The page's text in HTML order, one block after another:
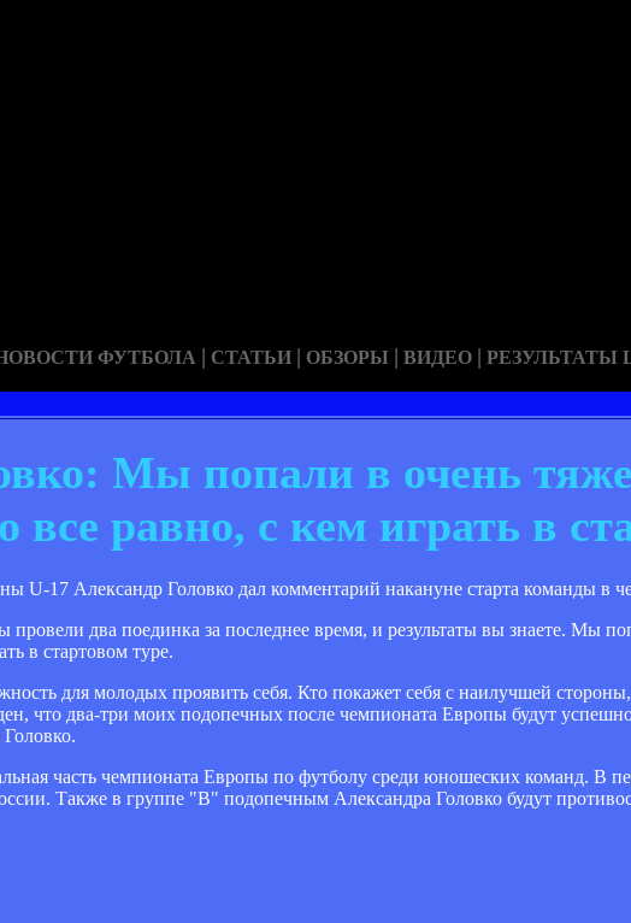
ФУТБОЛА | СТАТЬИ | ОБЗОРЫ | ВИДЕО | РЕЗУЛЬТАТЫ
Мы попали в очень
все равно, с кем играть в
U-17 Александр Головко дал комментарий накануне старта команды в
два поединка за последнее время, и результаты вы знаете. Мы
в стартовом туре.
для молодых проявить себя. Кто покажет себя с наилучшей
что два-три моих подопечных после чемпионата Европы будут
часть чемпионата Европы по футболу среди юношеских команд. В
Также в группе "В" подопечным Александра Головко будут